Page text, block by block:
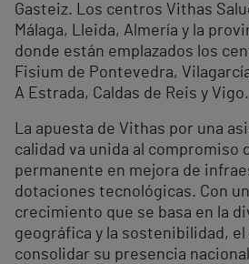
Gasteiz. Los centros Vithas
Málaga, Lleida, Almería y la
donde están emplazados los
Fisium de Pontevedra,
A Estrada, Caldas de Reis y Vigo.
La apuesta de Vithas por una
calidad va unida al compromiso
permanente en mejora de
dotaciones tecnológicas. Con
crecimiento que se basa en la
geográfica y la sostenibilidad,
consolidar su presencia